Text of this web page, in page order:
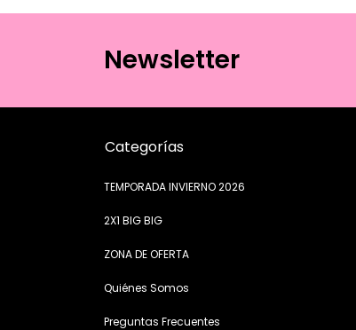
Newsletter
Categorías
TEMPORADA INVIERNO 2026
2X1 BIG BIG
ZONA DE OFERTA
Quiénes Somos
Preguntas Frecuentes